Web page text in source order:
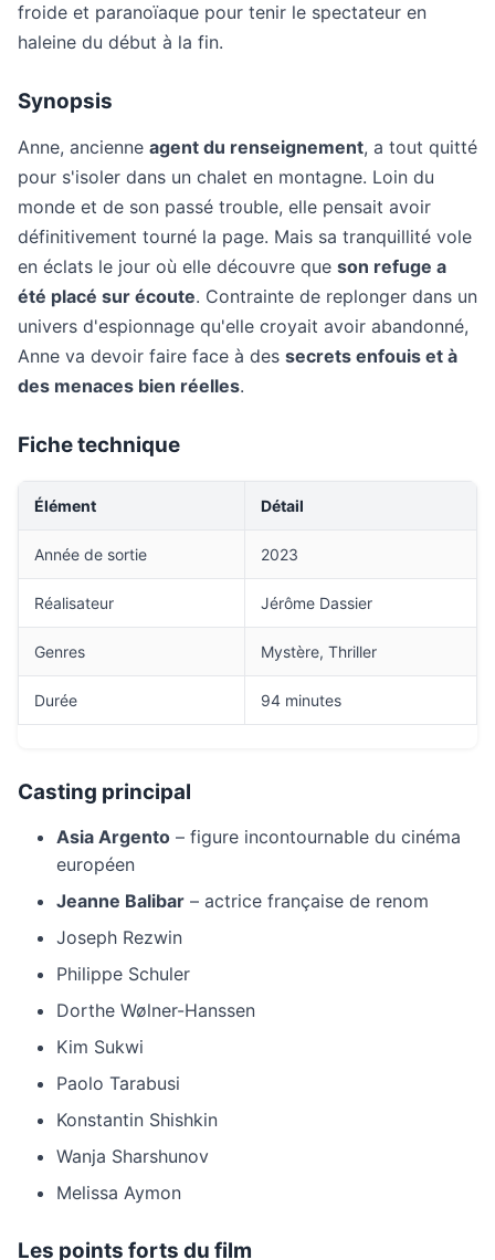
froide et paranoïaque pour tenir le spectateur en
haleine du début à la fin.
Synopsis
Anne, ancienne agent du renseignement, a tout quitté
pour s'isoler dans un chalet en montagne. Loin du
monde et de son passé trouble, elle pensait avoir
définitivement tourné la page. Mais sa tranquillité vole
en éclats le jour où elle découvre que son refuge a
été placé sur écoute. Contrainte de replonger dans un
univers d'espionnage qu'elle croyait avoir abandonné,
Anne va devoir faire face à des secrets enfouis et à
des menaces bien réelles.
Fiche technique
Élément Détail
Année de sortie 2023
Réalisateur Jérôme Dassier
Genres Mystère, Thriller
Durée 94 minutes
Casting principal
Asia Argento – figure incontournable du cinéma
européen
Jeanne Balibar – actrice française de renom
Joseph Rezwin
Philippe Schuler
Dorthe Wølner-Hanssen
Kim Sukwi
Paolo Tarabusi
Konstantin Shishkin
Wanja Sharshunov
Melissa Aymon
Les points forts du film